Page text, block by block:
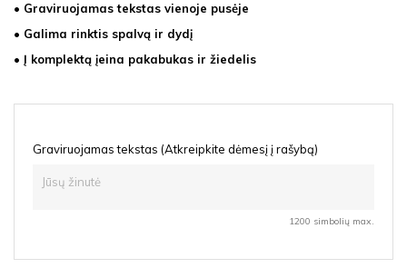
• Graviruojamas tekstas vienoje pusėje
• Galima rinktis spalvą ir dydį
• Į komplektą įeina pakabukas ir žiedelis
Graviruojamas tekstas (Atkreipkite dėmesį į rašybą)
1200 simbolių max.